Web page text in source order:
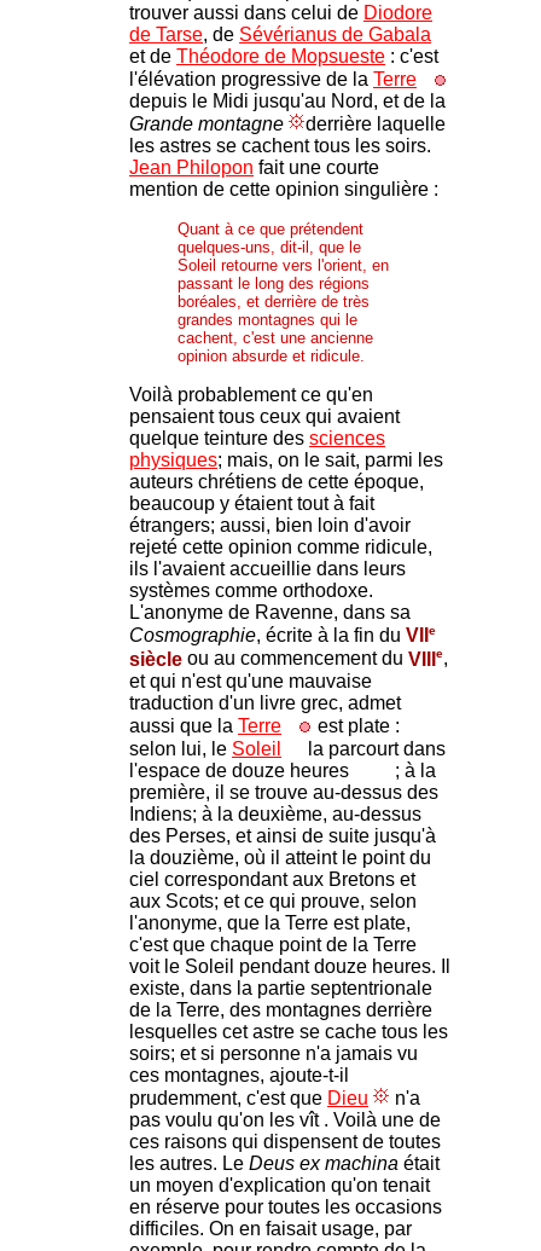
trouver aussi dans celui de Diodore
de Tarse, de Sévérianus de Gabala
et de Théodore de Mopsueste : c'est
l'élévation progressive de la Terre
depuis le Midi jusqu'au Nord, et de la
Grande montagne
derrière laquelle
les astres se cachent tous les soirs.
Jean Philopon fait une courte
mention de cette opinion singulière :
Quant à ce que prétendent
quelques-uns, dit-il, que le
Soleil retourne vers l'orient, en
passant le long des régions
boréales, et derrière de très
grandes montagnes qui le
cachent, c'est une ancienne
opinion absurde et ridicule.
Voilà probablement ce qu'en
pensaient tous ceux qui avaient
quelque teinture des sciences
physiques; mais, on le sait, parmi les
auteurs chrétiens de cette époque,
beaucoup y étaient tout à fait
étrangers; aussi, bien loin d'avoir
rejeté cette opinion comme ridicule,
ils l'avaient accueillie dans leurs
systèmes comme orthodoxe.
L'anonyme de Ravenne, dans sa
Cosmographie, écrite à la fin du VII e
siècle ou au commencement du VIII e,
et qui n'est qu'une mauvaise
traduction d'un livre grec, admet
aussi que la Terre
est plate :
selon lui, le Soleil
la parcourt dans
l'espace de douze heures
; à la
première, il se trouve au-dessus des
Indiens; à la deuxième, au-dessus
des Perses, et ainsi de suite jusqu'à
la douzième, où il atteint le point du
ciel correspondant aux Bretons et
aux Scots; et ce qui prouve, selon
l'anonyme, que la Terre est plate,
c'est que chaque point de la Terre
voit le Soleil pendant douze heures. Il
existe, dans la partie septentrionale
de la Terre, des montagnes derrière
lesquelles cet astre se cache tous les
soirs; et si personne n'a jamais vu
ces montagnes, ajoute-t-il
prudemment, c'est que Dieu
n'a
pas voulu qu'on les vît . Voilà une de
ces raisons qui dispensent de toutes
les autres. Le Deus ex machina était
un moyen d'explication qu'on tenait
en réserve pour toutes les occasions
difficiles. On en faisait usage, par